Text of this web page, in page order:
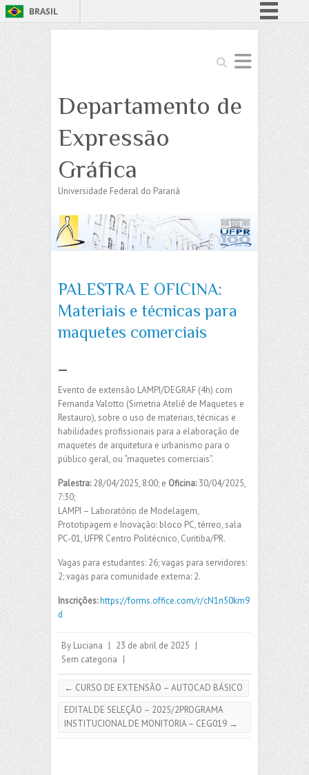
BRASIL
Simplifique!
Comunica BR
Acesso à informação
Search
Departamento de
Expressão
Gráfica
Universidade Federal do Paraná
PALESTRA E OFICINA:
Materiais e técnicas para
maquetes comerciais
Evento de extensão LAMPI/DEGRAF (4h) com
Fernanda Valotto (Simetria Ateliê de Maquetes e
Restauro), sobre o uso de materiais, técnicas e
habilidades profissionais para a elaboração de
maquetes de arquitetura e urbanismo para o
público geral, ou “maquetes comerciais”.
Palestra:28/04/2025, 8:00; e Oficina:30/04/2025,
7:30;
LAMPI – Laboratório de Modelagem,
Prototipagem e Inovação: bloco PC, térreo, sala
PC-01, UFPR Centro Politécnico, Curitiba/PR.
Vagas para estudantes: 26; vagas para servidores:
2; vagas para comunidade externa: 2.
Inscrições:https://forms.office.com/r/cN1n50km9
d
By Luciana | 23 de abril de 2025 |
Sem categoria |
← CURSO DE EXTENSÃO – AUTOCAD BÁSICO
EDITAL DE SELEÇÃO – 2025/2PROGRAMA
INSTITUCIONAL DE MONITORIA – CEG019 →